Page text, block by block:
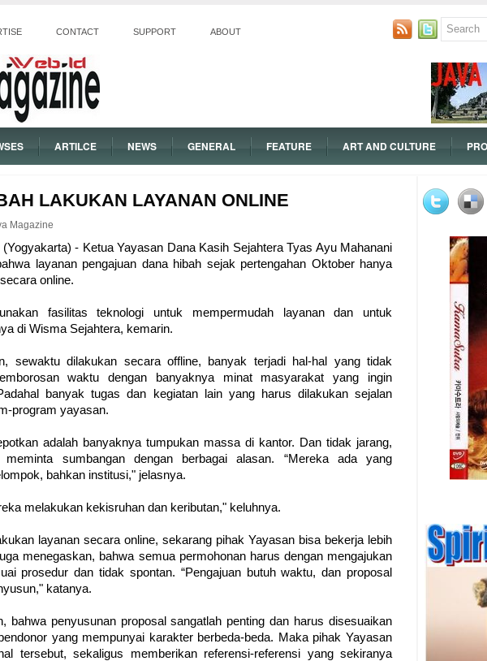
CONTACT SUPPORT ABOUT
ARTILCE NEWS GENERAL FEATURE ART AND CULTURE
LAKUKAN LAYANAN ONLINE
Magazine
- Ketua Yayasan Dana Kasih Sejahtera Tyas Ayu Mahanani
layanan pengajuan dana hibah sejak pertengahan Oktober hanya
online.
fasilitas teknologi untuk mempermudah layanan dan untuk
di Wisma Sejahtera, kemarin.
sewaktu dilakukan secara offline, banyak terjadi hal-hal yang tidak
waktu dengan banyaknya minat masyarakat yang ingin
banyak tugas dan kegiatan lain yang harus dilakukan sejalan
program yayasan.
adalah banyaknya tumpukan massa di kantor. Dan tidak jarang,
meminta sumbangan dengan berbagai alasan. “Mereka ada yang
bahkan institusi," jelasnya.
melakukan kekisruhan dan keributan," keluhnya.
layanan secara online, sekarang pihak Yayasan bisa bekerja lebih
menegaskan, bahwa semua permohonan harus dengan mengajukan
prosedur dan tidak spontan. “Pengajuan butuh waktu, dan proposal
katanya.
bahwa penyusunan proposal sangatlah penting dan harus disesuaikan
yang mempunyai karakter berbeda-beda. Maka pihak Yayasan
tersebut, sekaligus memberikan referensi-referensi yang sekiranya